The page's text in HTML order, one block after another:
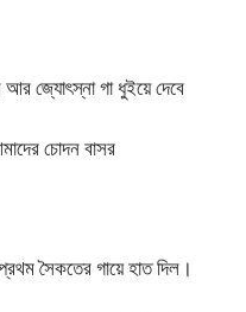
জ্যোৎস্না গা ধুইয়ে দেবে
চোদন বাসর
সৈকতের গায়ে হাত দিল।